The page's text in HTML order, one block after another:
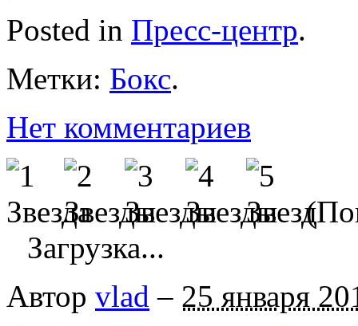
Posted in Пресс-центр.
Метки: Бокс.
Нет комментариев
Загрузка...
Автор vlad – 25 января